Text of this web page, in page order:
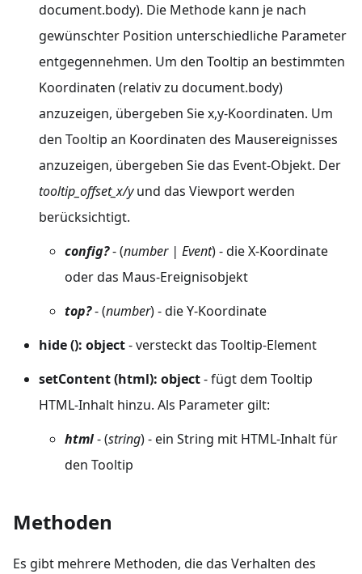
document.body). Die Methode kann je nach
gewünschter Position unterschiedliche Parameter
entgegennehmen. Um den Tooltip an bestimmten
Koordinaten (relativ zu document.body)
anzuzeigen, übergeben Sie x,y-Koordinaten. Um
den Tooltip an Koordinaten des Mausereignisses
anzuzeigen, übergeben Sie das Event-Objekt. Der
tooltip_offset_x/yund das Viewport werden
berücksichtigt.
config?- (number | Event) - die X-Koordinate
oder das Maus-Ereignisobjekt
top?- (number) - die Y-Koordinate
hide (): object- versteckt das Tooltip-Element
setContent (html): object- fügt dem Tooltip
HTML-Inhalt hinzu. Als Parameter gilt:
html- (string) - ein String mit HTML-Inhalt für
den Tooltip
Methoden
Es gibt mehrere Methoden, die das Verhalten des